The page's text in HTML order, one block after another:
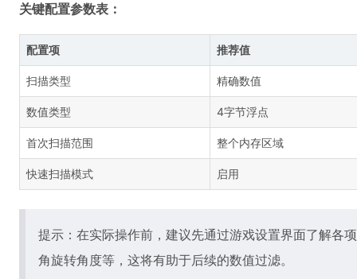
关键配置参数表：
配置项 推荐值
扫描类型 精确数值
数值类型 4字节浮点
首次扫描范围 整个内存区域
快速扫描模式 启用
提示：在实际操作前，建议先通过游戏设置界面了解各
角旋转角度等，这将有助于后续的数值过滤。